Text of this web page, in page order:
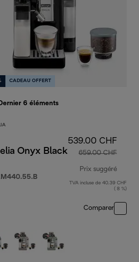
CHF
CADEAU OFFERT
Dernier 6 éléments
Onyx Black
539.00 CHF
659.00 CHF
Prix suggéré
prix
TVA incluse de 40.39 CHF
( 8 %)
Comparer